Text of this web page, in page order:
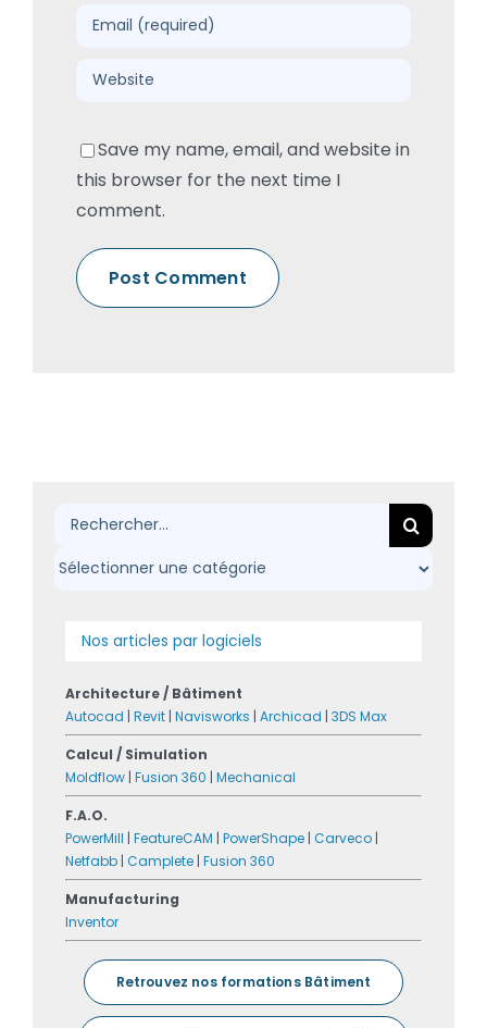
Save my name, email, and website in
this browser for the next time I
comment.
Rechercher:
Nos articles par logiciels
Architecture / Bâtiment
Autocad | Revit | Navisworks | Archicad | 3DS Max
Calcul / Simulation
Moldflow | Fusion 360 | Mechanical
F.A.O.
PowerMill | FeatureCAM | PowerShape | Carveco |
Netfabb | Camplete | Fusion 360
Manufacturing
Inventor
Retrouvez nos formations Bâtiment